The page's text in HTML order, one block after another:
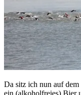
Da sitz ich nun auf
ein (alkoholfreies) Bier